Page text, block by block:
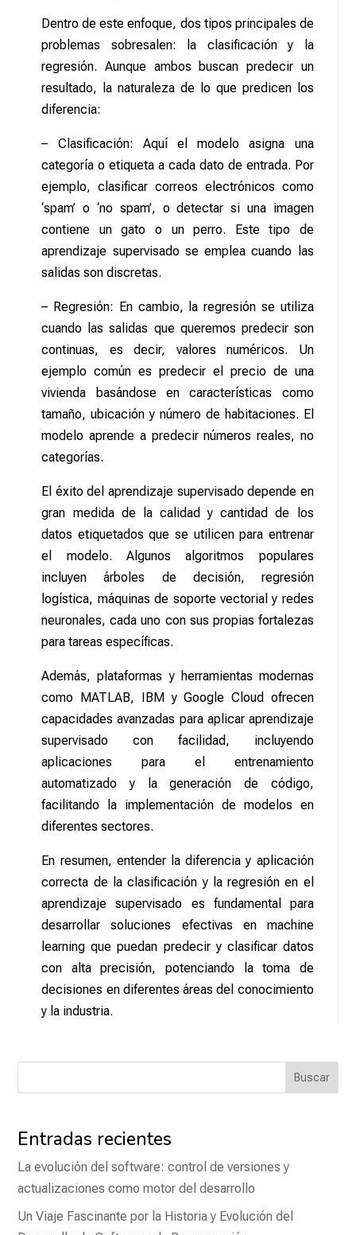
Dentro de este enfoque, dos tipos principales de
problemas sobresalen: la clasificación y la
regresión. Aunque ambos buscan predecir un
resultado, la naturaleza de lo que predicen los
diferencia:
– Clasificación: Aquí el modelo asigna una
categoría o etiqueta a cada dato de entrada. Por
ejemplo, clasificar correos electrónicos como
‘spam’ o ‘no spam’, o detectar si una imagen
contiene un gato o un perro. Este tipo de
aprendizaje supervisado se emplea cuando las
salidas son discretas.
– Regresión: En cambio, la regresión se utiliza
cuando las salidas que queremos predecir son
continuas, es decir, valores numéricos. Un
ejemplo común es predecir el precio de una
vivienda basándose en características como
tamaño, ubicación y número de habitaciones. El
modelo aprende a predecir números reales, no
categorías.
El éxito del aprendizaje supervisado depende en
gran medida de la calidad y cantidad de los
datos etiquetados que se utilicen para entrenar
el modelo. Algunos algoritmos populares
incluyen árboles de decisión, regresión
logística, máquinas de soporte vectorial y redes
neuronales, cada uno con sus propias fortalezas
para tareas específicas.
Además, plataformas y herramientas modernas
como MATLAB, IBM y Google Cloud ofrecen
capacidades avanzadas para aplicar aprendizaje
supervisado con facilidad, incluyendo
aplicaciones para el entrenamiento
automatizado y la generación de código,
facilitando la implementación de modelos en
diferentes sectores.
En resumen, entender la diferencia y aplicación
correcta de la clasificación y la regresión en el
aprendizaje supervisado es fundamental para
desarrollar soluciones efectivas en machine
learning que puedan predecir y clasificar datos
con alta precisión, potenciando la toma de
decisiones en diferentes áreas del conocimiento
y la industria.
Buscar
Entradas recientes
La evolución del software: control de versiones y
actualizaciones como motor del desarrollo
Un Viaje Fascinante por la Historia y Evolución del